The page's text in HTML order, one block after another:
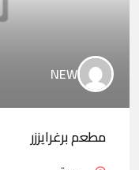
NEW
مطعم برغرايززر